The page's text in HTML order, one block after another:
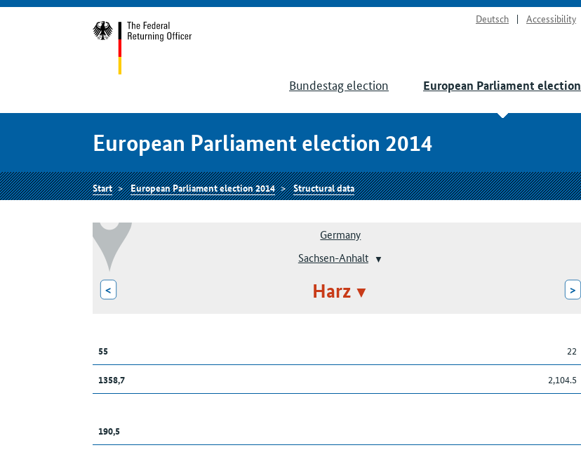
Deutsch Accessibility
Bundestag election European Parliament election
European Parliament election 2014
Start European Parliament election 2014 Structural data
Germany
Sachsen-Anhalt
< Harz >
55 22
1358,7 2,104.5
190,5